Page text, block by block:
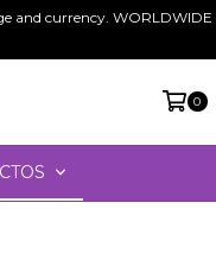
and currency. WORLDWIDE
0